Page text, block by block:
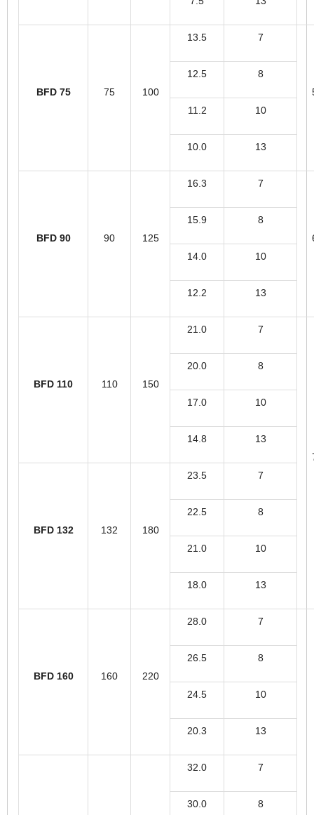
BFD 75 75 100
13.5 7
12.5 8
11.2 10
10.0 13
BFD 90 90 125
16.3 7
15.9 8
14.0 10
12.2 13
BFD 110 110 150
21.0 7
20.0 8
17.0 10
14.8 13
BFD 132 132 180
23.5 7
22.5 8
21.0 10
18.0 13
BFD 160 160 220
28.0 7
26.5 8
24.5 10
20.3 13
32.0 7
30.0 8